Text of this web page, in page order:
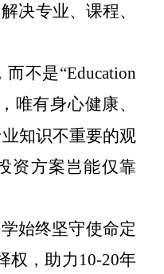
决专业、课程、
而不是“Education
唯有身心健康、
知识不重要的观
资方案岂能仅靠
始终坚守使命定
权，助力10-20年